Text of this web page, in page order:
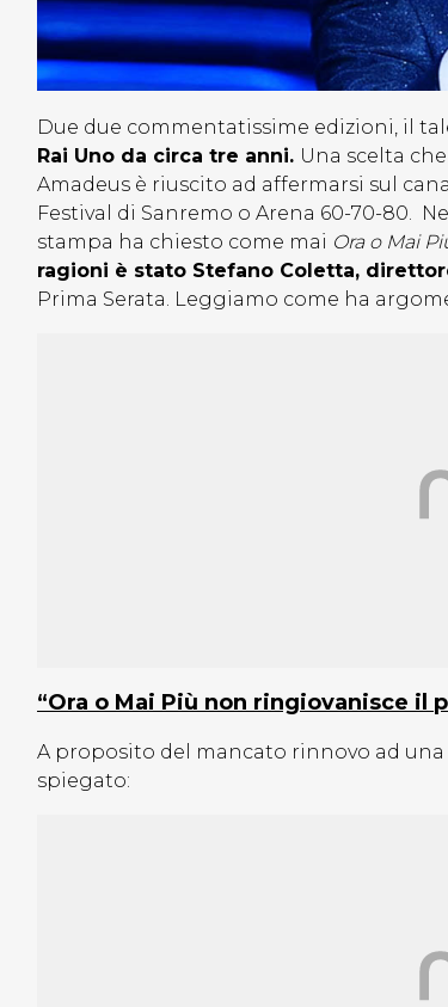
Due due commentatissime edizioni, il
Rai Uno da circa tre anni. Una scelta
Amadeus è riuscito ad affermarsi sul
Festival di Sanremo o Arena 60-70-80.
stampa ha chiesto come mai Ora o Mai
ragioni è stato Stefano Coletta,
Prima Serata. Leggiamo come ha
“Ora o Mai Più non ringiovanisce il
A proposito del mancato rinnovo ad
spiegato: